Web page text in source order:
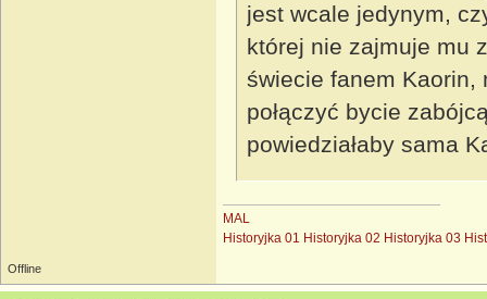
jest wcale jedynym,
której nie zajmuje mu
świecie fanem Kaorin,
połączyć bycie
powiedziałaby sama
MAL
Historyjka 01 Historyjka 02 Historyjka 03
Offline